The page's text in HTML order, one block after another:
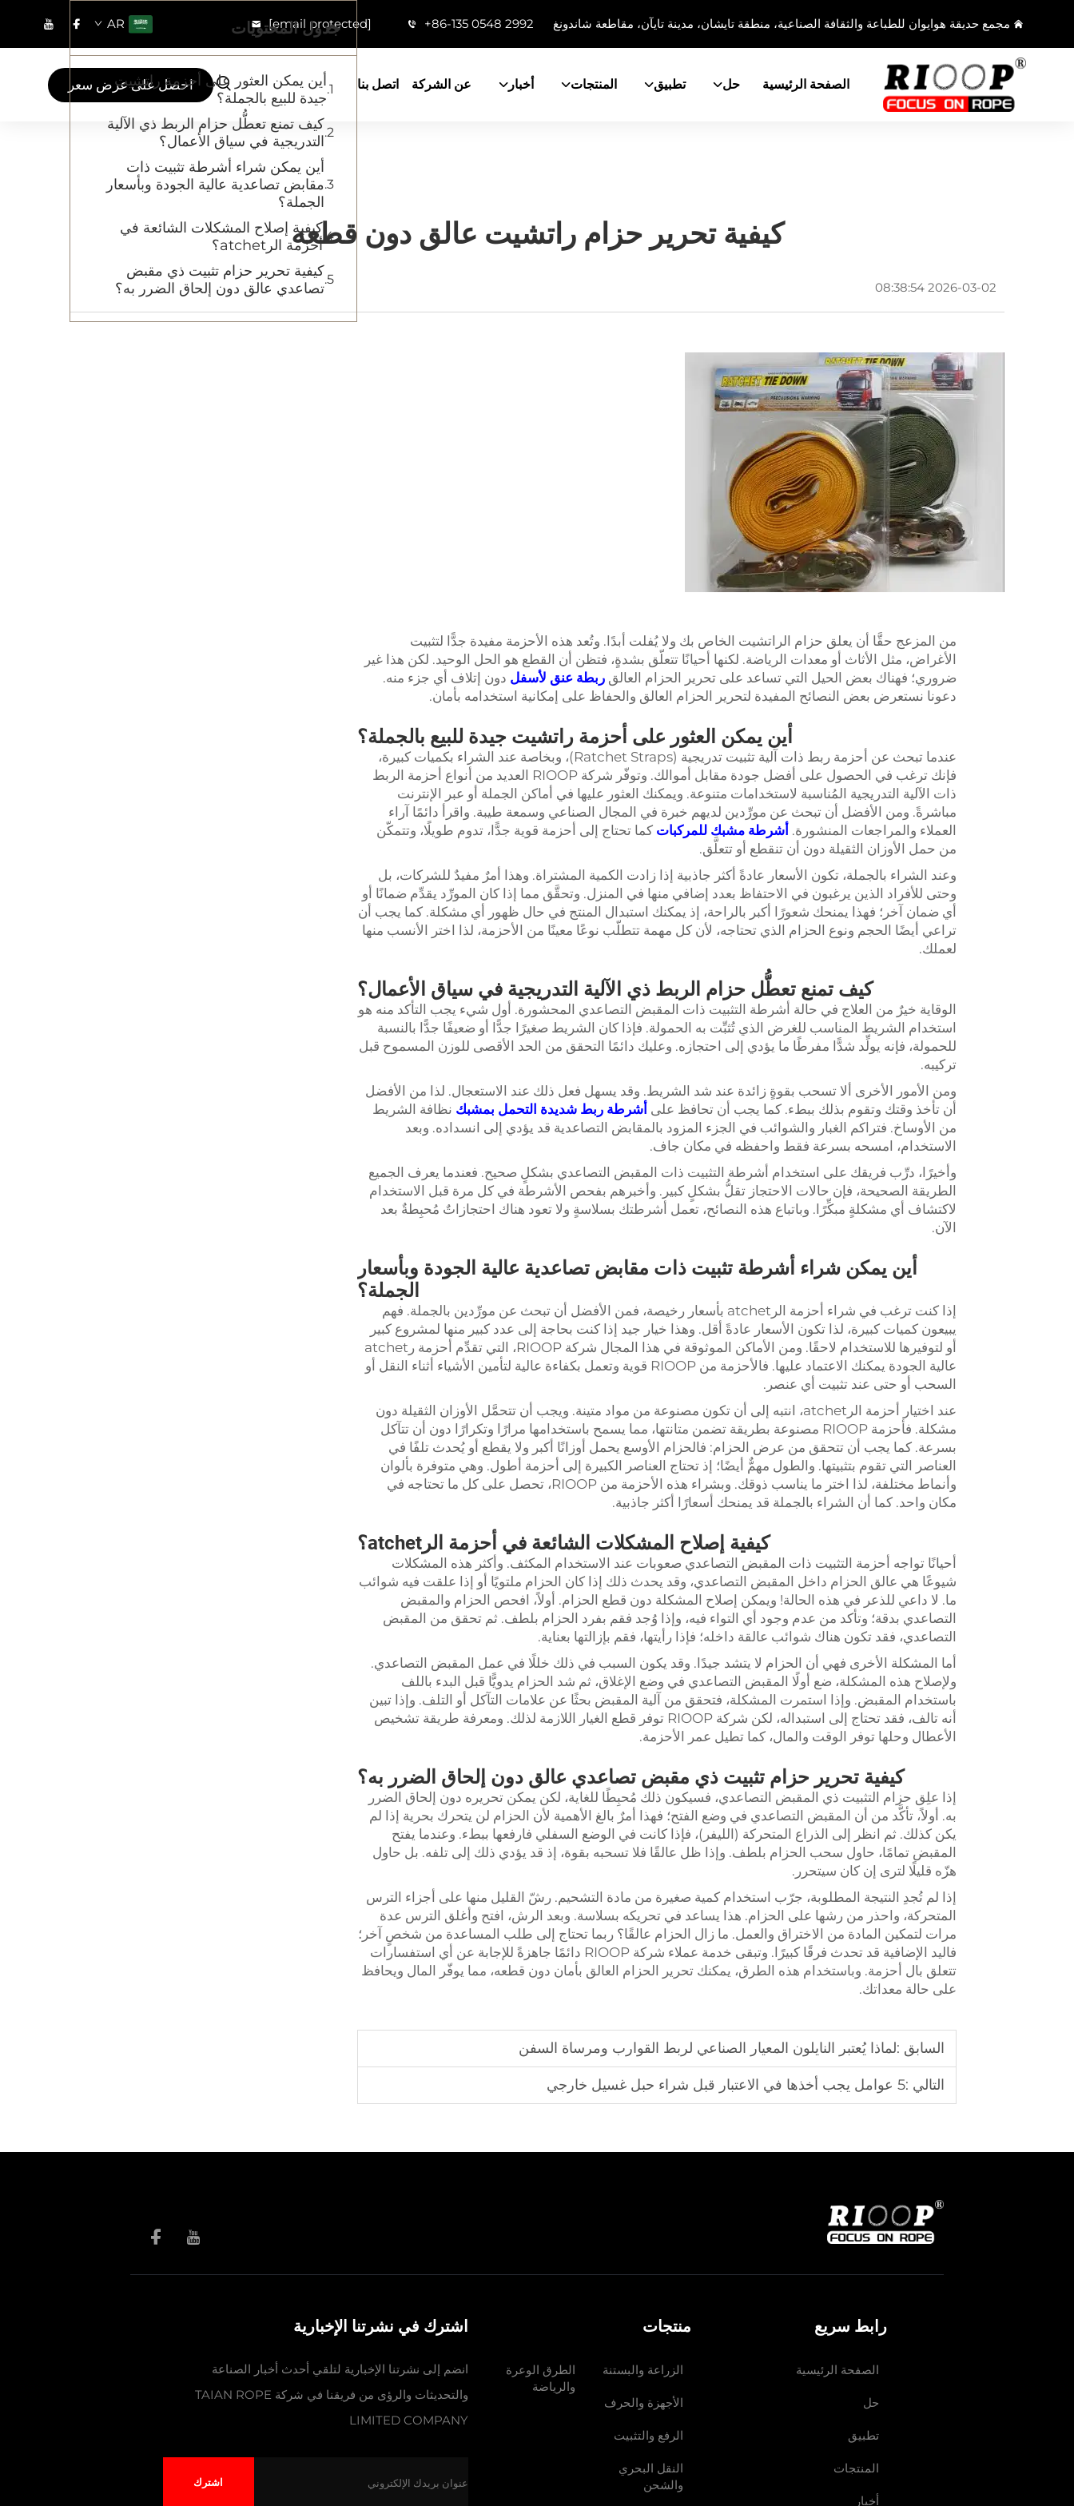
مجمع حديقة هوايوان للطباعة والثقافة الصناعية، منطقة تايشان، مدينة تايآن، مقاطعة شاندونغ +86-135 0548 2992
[email protected]
AR
الصفحة الرئيسية حل تطبيق المنتجات أخبار عن الشركة اتصل بنا احصل على عرض سعر
كيفية تحرير حزام راتشيت عالق دون قطعه
2026-03-02 08:38:54
من المزعج حقًّا أن يعلق حزام الراتشيت الخاص بك ولا يُفلت أبدًا. وتُعد هذه الأحزمة مفيدة جدًّا لتثبيت
الأغراض، مثل الأثاث أو معدات الرياضة. لكنها أحيانًا تتعلّق بشدةٍ، فتظن أن القطع هو الحل الوحيد. لكن هذا غير
ضروري؛ فهناك بعض الحيل التي تساعد على تحرير الحزام العالق ربطة عنق لأسفل دون إتلاف أي جزء منه.
دعونا نستعرض بعض النصائح المفيدة لتحرير الحزام العالق والحفاظ على إمكانية استخدامه بأمان.
أين يمكن العثور على أحزمة راتشيت جيدة للبيع بالجملة؟
عندما تبحث عن أحزمة ربط ذات آلية تثبيت تدريجية (Ratchet Straps)، وبخاصة عند الشراء بكميات كبيرة،
فإنك ترغب في الحصول على أفضل جودة مقابل أموالك. وتوفّر شركة RIOOP العديد من أنواع أحزمة الربط
ذات الآلية التدريجية المُناسبة لاستخدامات متنوعة. ويمكنك العثور عليها في أماكن الجملة أو عبر الإنترنت
مباشرةً. ومن الأفضل أن تبحث عن مورِّدين لديهم خبرة في المجال الصناعي وسمعة طيبة. واقرأ دائمًا آراء
العملاء والمراجعات المنشورة. أشرطة مشبك للمركبات كما تحتاج إلى أحزمة قوية جدًّا، تدوم طويلًا، وتتمكّن
من حمل الأوزان الثقيلة دون أن تنقطع أو تتعلَّق.
وعند الشراء بالجملة، تكون الأسعار عادةً أكثر جاذبية إذا زادت الكمية المشتراة. وهذا أمرٌ مفيدٌ للشركات، بل
وحتى للأفراد الذين يرغبون في الاحتفاظ بعدد إضافي منها في المنزل. وتحقَّق مما إذا كان المورِّد يقدِّم ضمانًا أو
أي ضمان آخر؛ فهذا يمنحك شعورًا أكبر بالراحة، إذ يمكنك استبدال المنتج في حال ظهور أي مشكلة. كما يجب أن
تراعي أيضًا الحجم ونوع الحزام الذي تحتاجه، لأن كل مهمة تتطلّب نوعًا معينًا من الأحزمة، لذا اختر الأنسب منها
لعملك.
كيف تمنع تعطُّل حزام الربط ذي الآلية التدريجية في سياق الأعمال؟
الوقاية خيرٌ من العلاج في حالة أشرطة التثبيت ذات المقبض التصاعدي المحشورة. أول شيء يجب التأكد منه هو
استخدام الشريط المناسب للغرض الذي تُثبِّت به الحمولة. فإذا كان الشريط صغيرًا جدًّا أو ضعيفًا جدًّا بالنسبة
للحمولة، فإنه يولِّد شدًّا مفرطًا ما يؤدي إلى احتجازه. وعليك دائمًا التحقق من الحد الأقصى للوزن المسموح قبل
تركيبه.
ومن الأمور الأخرى ألا تسحب بقوةٍ زائدة عند شد الشريط. وقد يسهل فعل ذلك عند الاستعجال. لذا من الأفضل
أن تأخذ وقتك وتقوم بذلك ببطء. كما يجب أن تحافظ على أشرطة ربط شديدة التحمل بمشبك نظافة الشريط
من الأوساخ. فتراكم الغبار والشوائب في الجزء المزود بالمقابض التصاعدية قد يؤدي إلى انسداده. وبعد
الاستخدام، امسحه بسرعة فقط واحفظه في مكان جاف.
وأخيرًا، درِّب فريقك على استخدام أشرطة التثبيت ذات المقبض التصاعدي بشكلٍ صحيح. فعندما يعرف الجميع
الطريقة الصحيحة، فإن حالات الاحتجاز تقلُّ بشكلٍ كبير. وأخبرهم بفحص الأشرطة في كل مرة قبل الاستخدام
لاكتشاف أي مشكلةٍ مبكِّرًا. وباتباع هذه النصائح، تعمل أشرطتك بسلاسةٍ ولا تعود هناك احتجازاتٌ مُحبِطةٌ بعد
الآن.
أين يمكن شراء أشرطة تثبيت ذات مقابض تصاعدية عالية الجودة وبأسعار
الجملة؟
إذا كنت ترغب في شراء أحزمة الرatchet بأسعار رخيصة، فمن الأفضل أن تبحث عن مورِّدين بالجملة. فهم
يبيعون كميات كبيرة، لذا تكون الأسعار عادةً أقل. وهذا خيار جيد إذا كنت بحاجة إلى عدد كبير منها لمشروع كبير
أو لتوفيرها للاستخدام لاحقًا. ومن الأماكن الموثوقة في هذا المجال شركة RIOOP، التي تقدِّم أحزمة رatchet
عالية الجودة يمكنك الاعتماد عليها. فالأحزمة من RIOOP قوية وتعمل بكفاءة عالية لتأمين الأشياء أثناء النقل أو
السحب أو حتى عند تثبيت أي عنصر.
عند اختيار أحزمة الرatchet، انتبه إلى أن تكون مصنوعة من مواد متينة. ويجب أن تتحمَّل الأوزان الثقيلة دون
مشكلة. فأحزمة RIOOP مصنوعة بطريقة تضمن متانتها، مما يسمح باستخدامها مرارًا وتكرارًا دون أن تتآكل
بسرعة. كما يجب أن تتحقق من عرض الحزام: فالحزام الأوسع يحمل أوزانًا أكبر ولا يقطع أو يُحدث تلفًا في
العناصر التي تقوم بتثبيتها. والطول مهمٌّ أيضًا؛ إذ تحتاج العناصر الكبيرة إلى أحزمة أطول. وهي متوفرة بألوان
وأنماط مختلفة، لذا اختر ما يناسب ذوقك. وبشراء هذه الأحزمة من RIOOP، تحصل على كل ما تحتاجه في
مكان واحد. كما أن الشراء بالجملة قد يمنحك أسعارًا أكثر جاذبية.
كيفية إصلاح المشكلات الشائعة في أحزمة الرatchet؟
أحيانًا تواجه أحزمة التثبيت ذات المقبض التصاعدي صعوبات عند الاستخدام المكثف. وأكثر هذه المشكلات
شيوعًا هي عالق الحزام داخل المقبض التصاعدي، وقد يحدث ذلك إذا كان الحزام ملتويًا أو إذا علقت فيه شوائب
ما. لا داعي للذعر في هذه الحالة! ويمكن إصلاح المشكلة دون قطع الحزام. أولاً، افحص الحزام والمقبض
التصاعدي بدقة؛ وتأكد من عدم وجود أي التواء فيه، وإذا وُجد فقم بفرد الحزام بلطف. ثم تحقق من المقبض
التصاعدي، فقد تكون هناك شوائب عالقة داخله؛ فإذا رأيتها، فقم بإزالتها بعناية.
أما المشكلة الأخرى فهي أن الحزام لا يتشد جيدًا. وقد يكون السبب في ذلك خللًا في عمل المقبض التصاعدي.
ولإصلاح هذه المشكلة، ضع أولًا المقبض التصاعدي في وضع الإغلاق، ثم شد الحزام يدويًّا قبل البدء باللف
باستخدام المقبض. وإذا استمرت المشكلة، فتحقق من آلية المقبض بحثًا عن علامات التآكل أو التلف. وإذا تبين
أنه تالف، فقد تحتاج إلى استبداله، لكن شركة RIOOP توفر قطع الغيار اللازمة لذلك. ومعرفة طريقة تشخيص
الأعطال وحلها توفر الوقت والمال، كما تطيل عمر الأحزمة.
كيفية تحرير حزام تثبيت ذي مقبض تصاعدي عالق دون إلحاق الضرر به؟
إذا علِق حزام التثبيت ذي المقبض التصاعدي، فسيكون ذلك مُحبِطًا للغاية، لكن يمكن تحريره دون إلحاق الضرر
به. أولاً، تأكَّد من أن المقبض التصاعدي في وضع الفتح؛ فهذا أمرٌ بالغ الأهمية لأن الحزام لن يتحرك بحرية إذا لم
يكن كذلك. ثم انظر إلى الذراع المتحركة (الليفر)، فإذا كانت في الوضع السفلي فارفعها ببطء. وعندما يفتح
المقبض تمامًا، حاول سحب الحزام بلطف. وإذا ظل عالقًا فلا تسحبه بقوة، إذ قد يؤدي ذلك إلى تلفه. بل حاول
هزّه قليلًا لترى إن كان سيتحرر.
إذا لم تُجدِ النتيجة المطلوبة، جرّب استخدام كمية صغيرة من مادة التشحيم. رشّ القليل منها على أجزاء الترس
المتحركة، واحذر من رشها على الحزام. هذا يساعد في تحريكه بسلاسة. وبعد الرش، افتح وأغلق الترس عدة
مرات لتمكين المادة من الاختراق والعمل. ما زال الحزام عالقًا؟ ربما تحتاج إلى طلب المساعدة من شخصٍ آخر؛
فاليد الإضافية قد تحدث فرقًا كبيرًا. وتبقى خدمة عملاء شركة RIOOP دائمًا جاهزةً للإجابة عن أي استفسارات
تتعلق بال أحزمة. وباستخدام هذه الطرق، يمكنك تحرير الحزام العالق بأمان دون قطعه، مما يوفّر المال ويحافظ
على حالة معداتك.
السابق :لماذا يُعتبر النايلون المعيار الصناعي لربط القوارب ومرساة السفن
التالي :5 عوامل يجب أخذها في الاعتبار قبل شراء حبل غسيل خارجي
جدول المحتويات
أين يمكن العثور على أحزمة راتشيت
جيدة للبيع بالجملة؟
كيف تمنع تعطُّل حزام الربط ذي الآلية
التدريجية في سياق الأعمال؟
أين يمكن شراء أشرطة تثبيت ذات
مقابض تصاعدية عالية الجودة وبأسعار
الجملة؟
كيفية إصلاح المشكلات الشائعة في
أحزمة الرatchet؟
كيفية تحرير حزام تثبيت ذي مقبض
تصاعدي عالق دون إلحاق الضرر به؟
رابط سريع
الصفحة الرئيسية
حل
تطبيق
المنتجات
أخبار
منتجات
الزراعة والبستنة
الأجهزة والحرف
الرفع والتثبيت
النقل البحري
والشحن
الطرق الوعرة
والرياضة
اشترك في نشرتنا الإخبارية
انضم إلى نشرتنا الإخبارية لتلقي أحدث أخبار الصناعة
والتحديثات والرؤى من فريقنا في شركة TAIAN ROPE
LIMITED COMPANY
اشترك